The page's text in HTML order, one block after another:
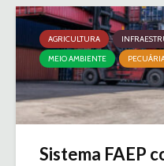
AGRICULTURA
MEIO AMBIENTE
Sistema FAEP